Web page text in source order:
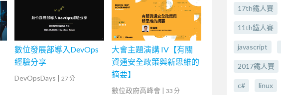
數位發展部導入DevOps
經驗分享
DevOpsDays | 27 分
大會主題演講 IV【有關
資通安全政策與新思維的
摘要】
數位政府高峰會 | 33 分
17th鐵人賽
11th鐵人賽
javascript
2017鐵人賽
c# linux